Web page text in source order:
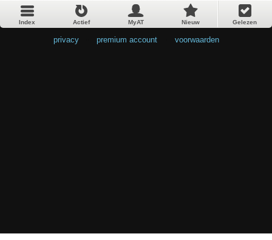
Index Actief MyAT Nieuw Gelezen
privacy premium account voorwaarden